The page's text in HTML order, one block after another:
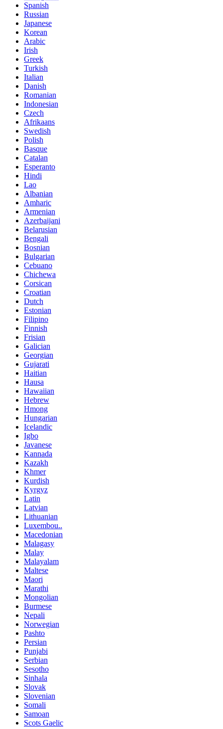
Spanish
Russian
Japanese
Korean
Arabic
Irish
Greek
Turkish
Italian
Danish
Romanian
Indonesian
Czech
Afrikaans
Swedish
Polish
Basque
Catalan
Esperanto
Hindi
Lao
Albanian
Amharic
Armenian
Azerbaijani
Belarusian
Bengali
Bosnian
Bulgarian
Cebuano
Chichewa
Corsican
Croatian
Dutch
Estonian
Filipino
Finnish
Frisian
Galician
Georgian
Gujarati
Haitian
Hausa
Hawaiian
Hebrew
Hmong
Hungarian
Icelandic
Igbo
Javanese
Kannada
Kazakh
Khmer
Kurdish
Kyrgyz
Latin
Latvian
Lithuanian
Luxembou..
Macedonian
Malagasy
Malay
Malayalam
Maltese
Maori
Marathi
Mongolian
Burmese
Nepali
Norwegian
Pashto
Persian
Punjabi
Serbian
Sesotho
Sinhala
Slovak
Slovenian
Somali
Samoan
Scots Gaelic